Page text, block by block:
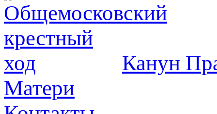
Канун
Матери